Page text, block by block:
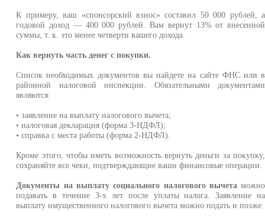
К примеру, ваш «спонсорский взнос» составил 50 000 рублей, а
годовой доход — 400 000 рублей. Вам вернут 13% от внесенной
суммы, т. к. это менее четверти вашего дохода.
Как вернуть часть денег с покупки.
Список необходимых документов вы найдете на сайте ФНС или в
районной налоговой инспекции. Обязательными документами
являются:
• заявление на выплату налогового вычета;
• налоговая декларация (форма 3-НДФЛ);
• справка с места работы (форма 2-НДФЛ).
Кроме этого, чтобы иметь возможность вернуть деньги за покупку,
сохраняйте все чеки, подтверждающие ваши финансовые операции.
Документы на выплату социального налогового вычета можно
подавать в течение 3-х лет после уплаты налога. Заявление на
выплату имущественного налогового вычета можно подать и позже.